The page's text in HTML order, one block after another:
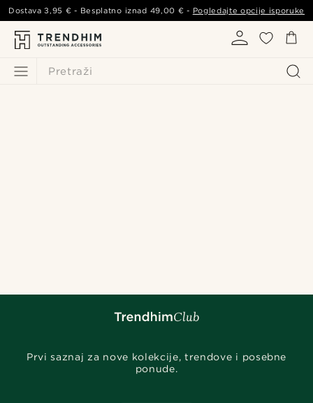
Pretraži
Dostava3,95 € - Besplatno iznad 49,00 € - Pogledajte opcije isporuke
Prvi saznaj za nove kolekcije, trendove i posebne
ponude.